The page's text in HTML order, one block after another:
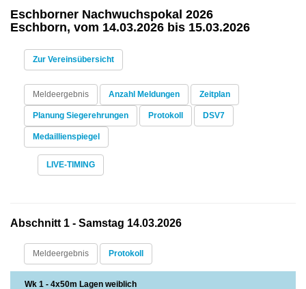
Eschborner Nachwuchspokal 2026
Eschborn, vom 14.03.2026 bis 15.03.2026
Zur Vereinsübersicht
Meldeergebnis Anzahl Meldungen Zeitplan
Planung Siegerehrungen Protokoll DSV7
Medaillienspiegel
LIVE-TIMING
Abschnitt 1 - Samstag 14.03.2026
Meldeergebnis Protokoll
Wk 1 - 4x50m Lagen weiblich